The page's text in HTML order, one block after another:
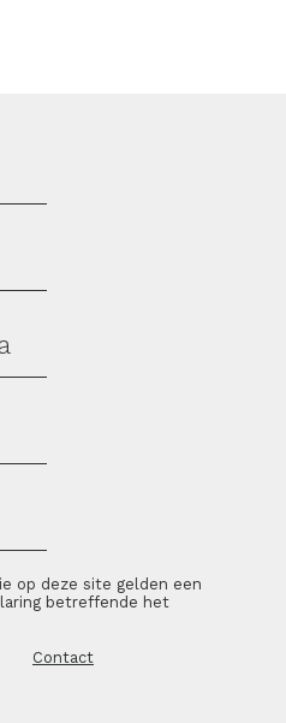
op deze site gelden een
betreffende het
Contact